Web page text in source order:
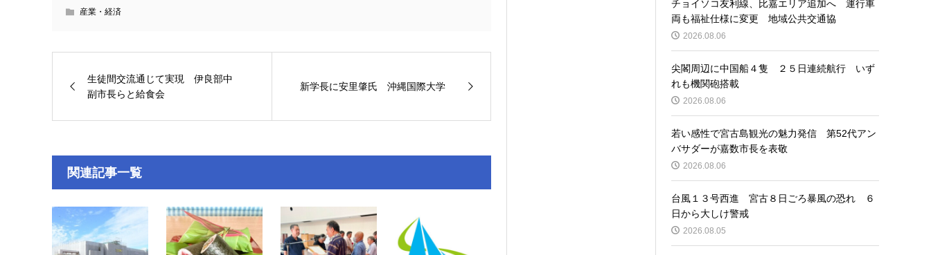
産業・経済
生徒間交流通じて実現 伊良部中
副市長らと給食会
新学長に安里肇氏 沖縄国際大学
関連記事一覧
チョイソコ友利線、比嘉エリア追加へ 運行車
両も福祉仕様に変更 地域公共交通協
2026.08.06
尖閣周辺に中国船４隻 ２５日連続航行 いず
れも機関砲搭載
2026.08.06
若い感性で宮古島観光の魅力発信 第52代アン
バサダーが嘉数市長を表敬
2026.08.06
台風１３号西進 宮古８日ごろ暴風の恐れ ６
日から大しけ警戒
2026.08.05